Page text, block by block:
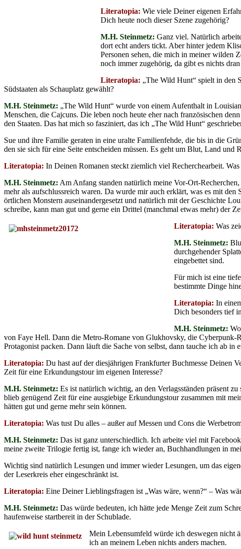
Literatopia: Wie viele Deiner eigenen
Dich heute noch dieser Szene zugehörig?
M.H. Steinmetz: Ganz viel. Natürlich
dort echt anders tickt. Aber hinter jedem
Personen sehen, die mich in meiner wilden
noch immer zugehörig, da gibt es nichts
Literatopia: „The Wild Hunt“ spielt in den
Südstaaten als Schauplatz gewählt?
M.H. Steinmetz: „The Wild Hunt“ wurde von einem Aufenthalt in
Menschen, die Cajcuns. Die leben noch heute eher nach französischen
den Staaten. Das hat mich so fasziniert, das ich „The Wild Hunt“
Sue und ihre Familie geraten in eine uralte Familienfehde, die bis in die
den sie sich für eine Seite entscheiden müssen. Es geht um Blut, Land
Literatopia: In Deinen Romanen steckt ziemlich viel Recherchearbeit.
M.H. Steinmetz: Am Anfang standen natürlich meine Vor-Ort-
mehr als aufschlussreich waren. Da wurde mir auch erklärt, was es mit
örtlichen Monstern auseinandergesetzt und natürlich mit der Geschichte
schreibe, kann man gut und gerne ein Drittel (manchmal etwas mehr) der
Literatopia: Was
M.H. Steinmetz:
durchgehender
eingebettet sind.
Für mich ist eine
bestimmte Dinge
Literatopia: In
Dich besonders tief
M.H. Steinmetz:
von Faye Hell. Dann die Metro-Romane von Glukhovsky, die Cyberpunk-
Protagonist packen. Dann läuft die Sache von selbst, dann tauche ich ab in
Literatopia: Du hast auf der diesjährigen Frankfurter Buchmesse Deinen
Zeit für eine Erkundungstour im eigenen Interesse?
M.H. Steinmetz: Es ist natürlich wichtig, an den Verlagsständen präsent
blieb genügend Zeit für eine ausgiebige Erkundungstour zusammen mit
hätten gut und gerne mehr sein können.
Literatopia: Was tust Du alles – außer auf Messen und Cons die
M.H. Steinmetz: Das ist ganz unterschiedlich. Ich arbeite viel mit
meine zweite Trilogie fertig ist, fange ich wieder an, Buchhandlungen in
Wichtig sind natürlich Lesungen und immer wieder Lesungen, um das
der Leserkreis eher eingeschränkt ist.
Literatopia: Eine Deiner Lieblingsfragen ist „Was wäre, wenn?“ – Was
M.H. Steinmetz: Das würde bedeuten, ich hätte jede Menge Zeit zum
haufenweise startbereit in der Schublade.
Mein Lebensumfeld würde ich deswegen nicht
ich an meinem Leben nichts anders machen.